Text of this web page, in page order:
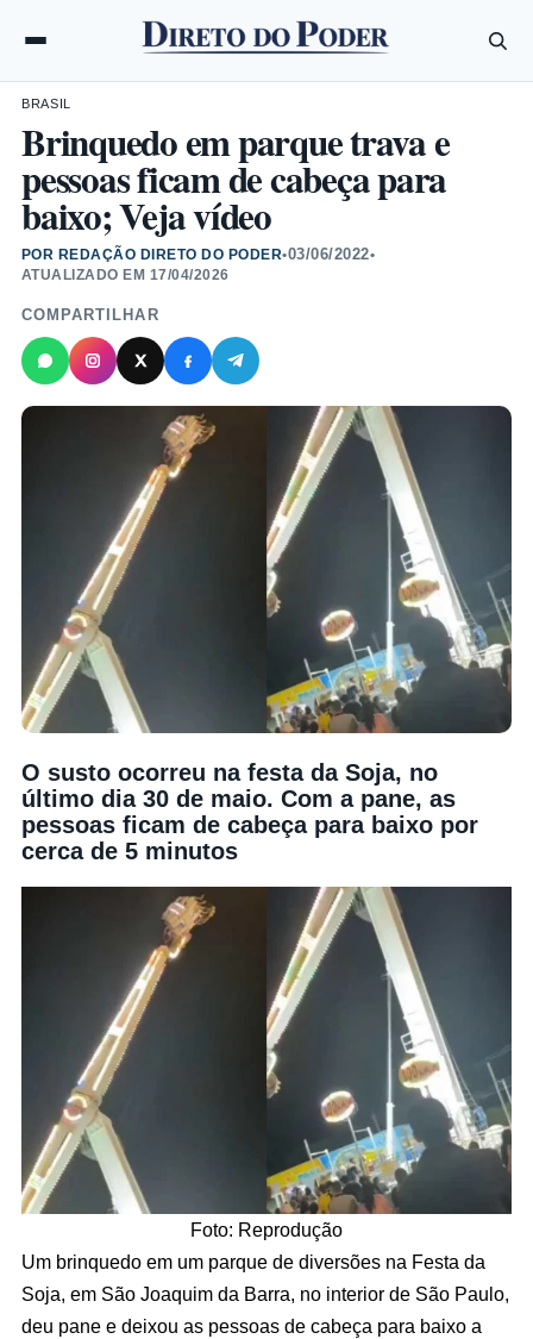
BRASIL
Brinquedo em parque trava e
pessoas ficam de cabeça para
baixo; Veja vídeo
POR REDAÇÃO DIRETO DO PODER•03/06/2022•
ATUALIZADO EM 17/04/2026
COMPARTILHAR
O susto ocorreu na festa da Soja, no
último dia 30 de maio. Com a pane, as
pessoas ficam de cabeça para baixo por
cerca de 5 minutos
Foto: Reprodução
Um brinquedo em um parque de diversões na Festa da
Soja, em São Joaquim da Barra, no interior de São Paulo,
deu pane e deixou as pessoas de cabeça para baixo a